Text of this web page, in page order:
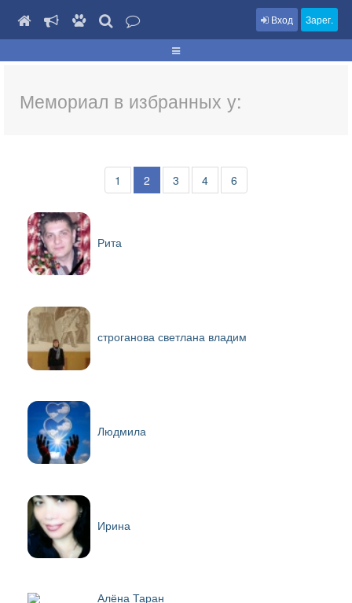
Вход Зарег.
Мемориал в избранных у:
1 2 3 4 6
Рита
строганова светлана владим
Людмила
Ирина
Алёна Таран